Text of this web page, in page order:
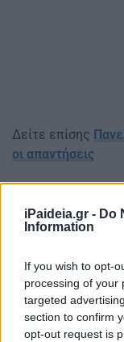
iPaideia.gr - Do
Information
If you wish to opt-
processing of your
targeted
section to confirm
opt-out request is
Δείτε επίσης
οι απαντήσεις